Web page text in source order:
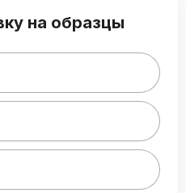
на образцы